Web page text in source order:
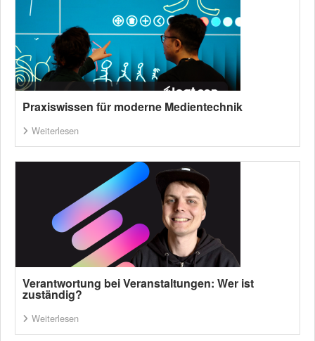
Praxiswissen für moderne Medientechnik
Weiterlesen
Verantwortung bei Veranstaltungen: Wer ist
zuständig?
Weiterlesen